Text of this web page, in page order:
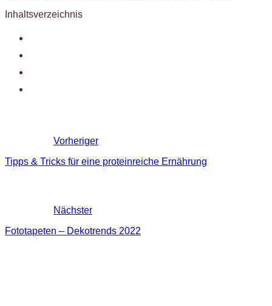
Inhaltsverzeichnis
Vorheriger
Tipps & Tricks für eine proteinreiche Ernährung
Nächster
Fototapeten – Dekotrends 2022